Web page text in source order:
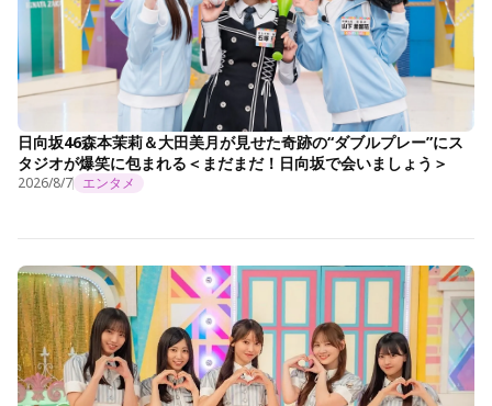
日向坂46森本茉莉＆大田美月が見せた奇跡の“ダブルプレー”にス
タジオが爆笑に包まれる＜まだまだ！日向坂で会いましょう＞
2026/8/7 エンタメ